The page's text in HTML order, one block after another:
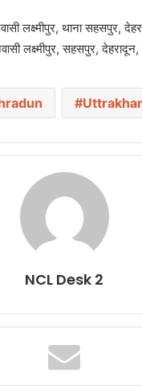
लक्ष्मीपुर, थाना सहसपुर,
लक्ष्मीपुर, सहसपुर, देहरादून,
NCL Desk 2